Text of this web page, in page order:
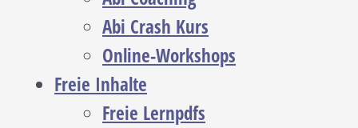
Abi Crash Kurs
Online-Workshops
Freie Inhalte
Freie Lernpdfs